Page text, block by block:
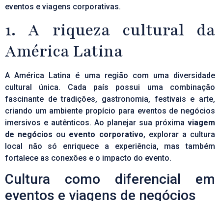
eventos e viagens corporativas.
1. A riqueza cultural da
América Latina
A América Latina é uma região com uma diversidade
cultural única. Cada país possui uma combinação
fascinante de tradições, gastronomia, festivais e arte,
criando um ambiente propício para eventos de negócios
imersivos e autênticos. Ao planejar sua próxima viagem
de negócios ou evento corporativo, explorar a cultura
local não só enriquece a experiência, mas também
fortalece as conexões e o impacto do evento.
Cultura como diferencial em
eventos e viagens de negócios